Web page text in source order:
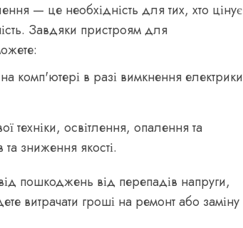
— це необхідність для тих, хто цінує
Завдяки пристроям для
комп'ютері в разі вимкнення електрики
техніки, освітлення, опалення та
зниження якості.
пошкоджень від перепадів напруги,
витрачати гроші на ремонт або заміну